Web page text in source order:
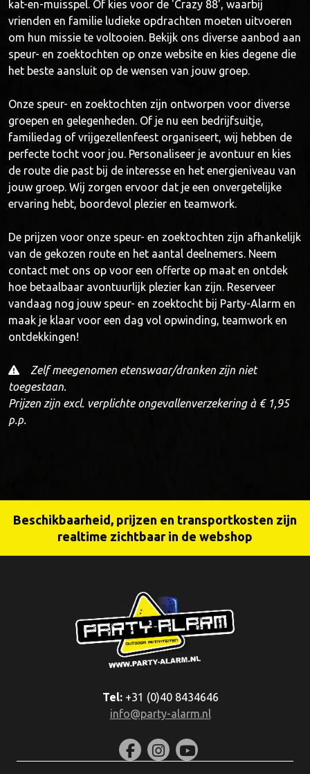
kat-en-muisspel. Of kies voor de 'Crazy 88', waarbij
vrienden en familie ludieke opdrachten moeten uitvoeren
om hun missie te voltooien. Bekijk ons diverse aanbod aan
speur- en zoektochten op onze website en kies degene die
het beste aansluit op de wensen van jouw groep.
Onze speur- en zoektochten zijn ontworpen voor diverse
groepen en gelegenheden. Of je nu een bedrijfsuitje,
familiedag of vrijgezellenfeest organiseert, wij hebben de
perfecte tocht voor jou. Personaliseer je avontuur en kies
de route die past bij de interesse en het energieniveau van
jouw groep. Wij zorgen ervoor dat je een onvergetelijke
ervaring hebt, boordevol plezier en teamwork.
De prijzen voor onze speur- en zoektochten zijn afhankelijk
van de gekozen route en het aantal deelnemers. Neem
contact met ons op voor een offerte op maat en ontdek
hoe betaalbaar avontuurlijk plezier kan zijn. Reserveer
vandaag nog jouw speur- en zoektocht bij Party-Alarm en
maak je klaar voor een dag vol opwinding, teamwork en
ontdekkingen!
Zelf meegenomen etenswaar/dranken zijn niet
toegestaan.
Prijzen zijn excl. verplichte ongevallenverzekering à € 1,95
p.p.
Beschikbaarheid, prijzen en transportkosten zijn
realtime zichtbaar in de webshop
Tel:+31 (0)40 8434646
info@party-alarm.nl